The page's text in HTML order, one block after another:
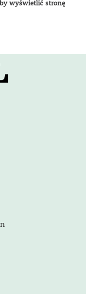
wyświetlić stronę